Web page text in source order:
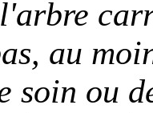
au
soin ou